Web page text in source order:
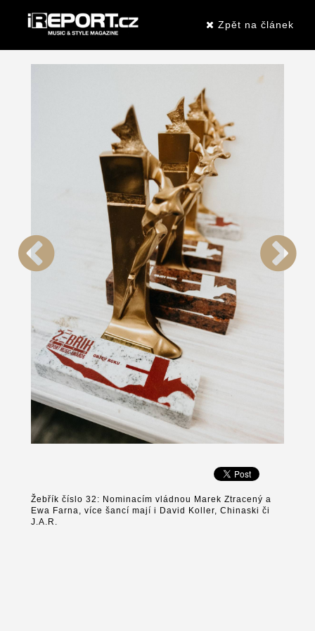
Zpět na článek
Žebřík číslo 32: Nominacím vládnou Marek Ztracený a
Ewa Farna, více šancí mají i David Koller, Chinaski či
J.A.R.